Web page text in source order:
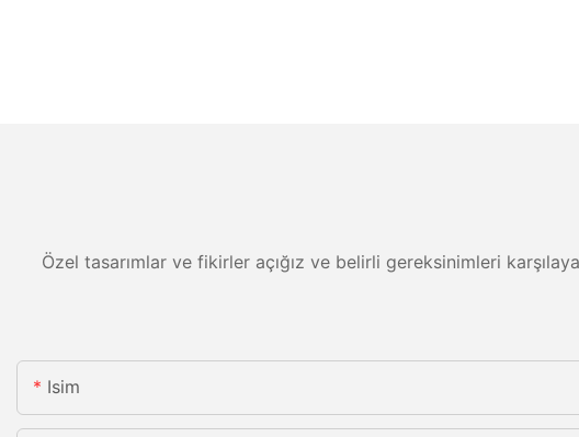
Özel tasarımlar ve fikirler açığız ve belirli gereksinimleri
Isim